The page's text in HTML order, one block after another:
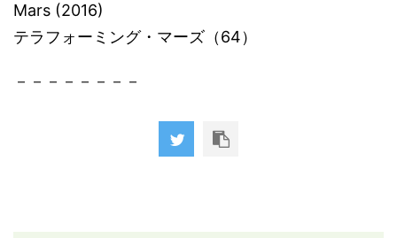
Mars (2016)
テラフォーミング・マーズ（64）
－－－－－－－－